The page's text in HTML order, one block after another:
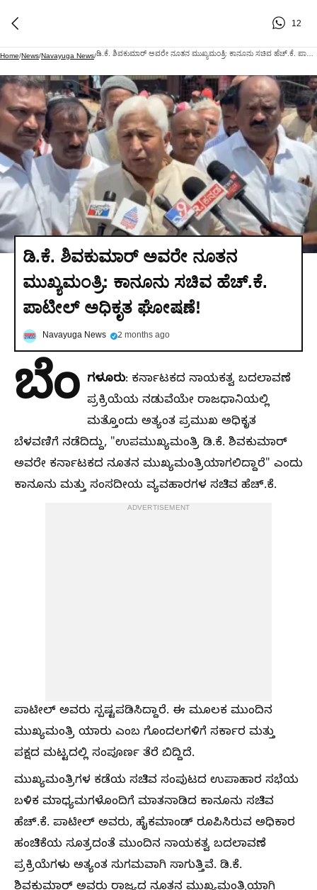
12
Home/News/Navayuga News/
ಡಿ.ಕೆ. ಶಿವಕುಮಾರ್ ಅವರೇ ನೂತನ
ಮುಖ್ಯಮಂತ್ರಿ: ಕಾನೂನು ಸಚಿವ ಹೆಚ್.ಕೆ.
ಪಾಟೀಲ್ ಅಧಿಕೃತ ಘೋಷಣೆ!
Navayuga News 2 months ago
ಬೆಂ ಗಳೂರು: ಕರ್ನಾಟಕದ ನಾಯಕತ್ವ ಬದಲಾವಣೆ
ಪ್ರಕ್ರಿಯೆಯ ನಡುವೆಯೇ ರಾಜಧಾನಿಯಲ್ಲಿ
ಮತ್ತೊಂದು ಅತ್ಯಂತ ಪ್ರಮುಖ ಅಧಿಕೃತ
ಬೆಳವಣಿಗೆ ನಡೆದಿದ್ದು, "ಉಪಮುಖ್ಯಮಂತ್ರಿ ಡಿ.ಕೆ. ಶಿವಕುಮಾರ್
ಅವರೇ ಕರ್ನಾಟಕದ ನೂತನ ಮುಖ್ಯಮಂತ್ರಿಯಾಗಲಿದ್ದಾರೆ" ಎಂದು
ಕಾನೂನು ಮತ್ತು ಸಂಸದೀಯ ವ್ಯವಹಾರಗಳ ಸಚಿವ ಹೆಚ್.ಕೆ.
ADVERTISEMENT
ಪಾಟೀಲ್ ಅವರು ಸ್ಪಷ್ಟಪಡಿಸಿದ್ದಾರೆ. ಈ ಮೂಲಕ ಮುಂದಿನ
ಮುಖ್ಯಮಂತ್ರಿ ಯಾರು ಎಂಬ ಗೊಂದಲಗಳಿಗೆ ಸರ್ಕಾರ ಮತ್ತು
ಪಕ್ಷದ ಮಟ್ಟದಲ್ಲಿ ಸಂಪೂರ್ಣ ತೆರೆ ಬಿದ್ದಿದೆ.
ಮುಖ್ಯಮಂತ್ರಿಗಳ ಕಡೆಯ ಸಚಿವ ಸಂಪುಟದ ಉಪಾಹಾರ ಸಭೆಯ
ಬಳಿಕ ಮಾಧ್ಯಮಗಳೊಂದಿಗೆ ಮಾತನಾಡಿದ ಕಾನೂನು ಸಚಿವ
ಹೆಚ್.ಕೆ. ಪಾಟೀಲ್ ಅವರು, ಹೈಕಮಾಂಡ್ ರೂಪಿಸಿರುವ ಅಧಿಕಾರ
ಹಂಚಿಕೆಯ ಸೂತ್ರದಂತೆ ಮುಂದಿನ ನಾಯಕತ್ವ ಬದಲಾವಣೆ
ಪ್ರಕ್ರಿಯೆಗಳು ಅತ್ಯಂತ ಸುಗಮವಾಗಿ ಸಾಗುತ್ತಿವೆ. ಡಿ.ಕೆ.